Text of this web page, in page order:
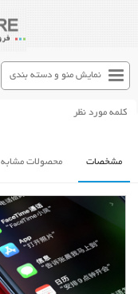
نمایش منو و دسته بندی
مشخصات محصولات مشابه